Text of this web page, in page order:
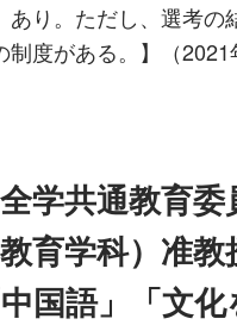
あり。ただし、選考の
制度がある。】（
学共通教育委
教育学科）准
国語」「文化